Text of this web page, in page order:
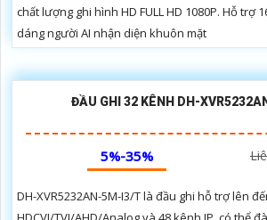
chất lượng ghi hình HD FULL HD 1080P. Hỗ trợ
dáng người AI nhận diện khuôn mặt
ĐẦU GHI 32 KÊNH DH-
5%-35%
DH-XVR5232AN-5M-I3/T là đầu ghi hỗ trợ lên